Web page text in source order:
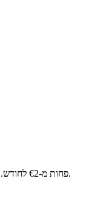
פחות מ-€2 לחודש. התמורה הטובה ביותר למשתמשים פעילים.